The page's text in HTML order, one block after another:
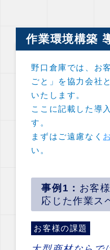
作業環境構築
野口倉庫では、お
ごと」を協力会社
いたします。
ここに記載した導
す。
まずはご遠慮なく
い。
お客
応じた作業ス
お客様の課題